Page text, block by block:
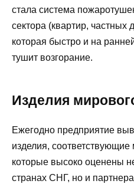
стала система
сектора (квартир,
которая быстро и на
тушит возгорание.
Изделия
Ежегодно предприятие
изделия,
которые высоко оценены
странах СНГ, но и